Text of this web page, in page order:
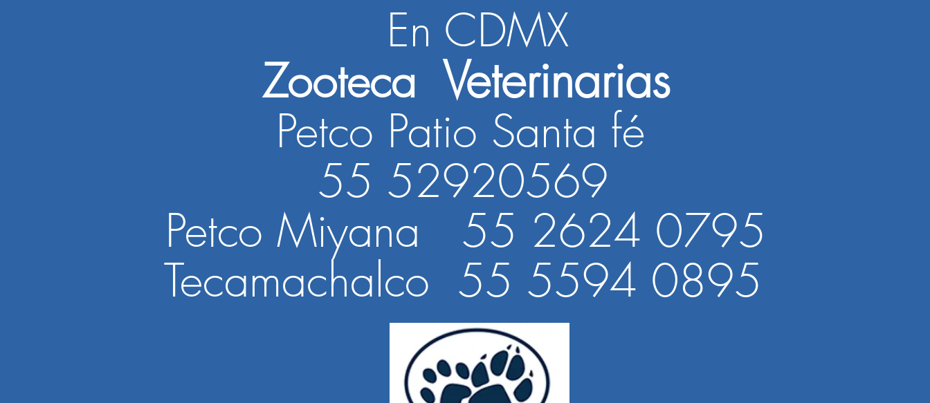
En CDMX
Zooteca Veterinarias
Petco Patio Santa fé
55 52920569
Petco Miyana 55 2624 0795
Tecamachalco 55 5594 0895